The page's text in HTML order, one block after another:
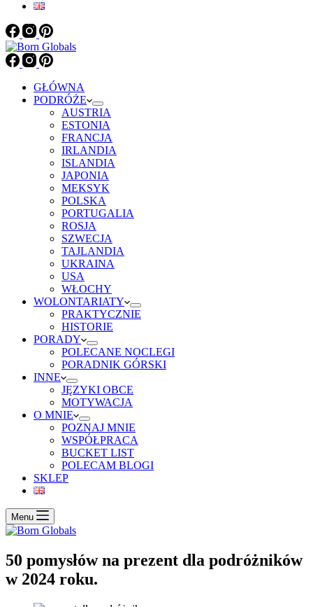
GŁÓWNA
PODRÓŻE
AUSTRIA
ESTONIA
FRANCJA
IRLANDIA
ISLANDIA
JAPONIA
MEKSYK
POLSKA
PORTUGALIA
ROSJA
SZWECJA
TAJLANDIA
UKRAINA
USA
WŁOCHY
WOLONTARIATY
PRAKTYCZNIE
HISTORIE
PORADY
POLECANE NOCLEGI
PORADNIK GÓRSKI
INNE
JĘZYKI OBCE
MOTYWACJA
O MNIE
POZNAJ MNIE
WSPÓŁPRACA
BUCKET LIST
POLECAM BLOGI
SKLEP
Menu
50 pomysłów na prezent dla podróżników
w 2024 roku.